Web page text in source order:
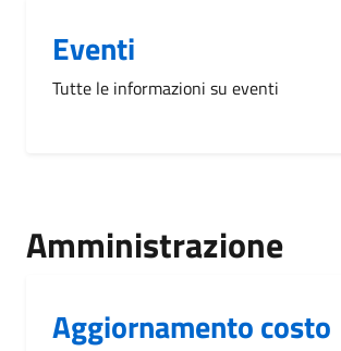
Eventi
Tutte le informazioni su eventi
Amministrazione
Aggiornamento costo